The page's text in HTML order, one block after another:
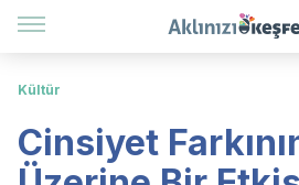
Kültür
Cinsiyet